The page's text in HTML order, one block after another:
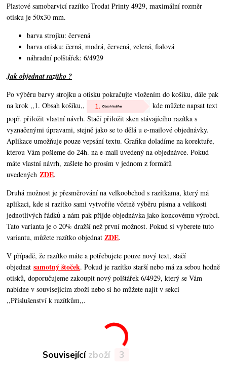
Plastové samobarvicí razítko Trodat Printy 4929,maximální rozměr
otisku je 50x30 mm.
barva strojku: červená
barva otisku: černá, modrá, červená, zelená, fialová
náhradní polštářek: 6/4929
Jak objednat razítko ?
Po výběru barvy strojku a otisku pokračujte vložením do košíku, dále pak
na krok ,,1. Obsah košíku,,
kde můžete napsat text
popř. přiložit vlastní návrh. Stačí přiložit sken stávajícího razítka s
vyznačenými úpravami, stejně jako se to dělá u e-mailové objednávky.
Aplikace umožňuje pouze vepsání textu. Grafiku doladíme na korektuře,
kterou Vám pošleme do 24h. na e-mail uvedený na objednávce. Pokud
máte vlastní návrh, zašlete ho prosím v jednom z formátů
uvedenýchZDE.
Druhá možnost je přesměrování na velkoobchod s razítkama, který má
aplikaci, kde si razítko sami vytvoříte včetně výběru písma a velikosti
jednotlivých řádků a nám pak přijde objednávka jako koncovému výrobci.
Tato varianta je o 20% dražší než první možnost. Pokud si vyberete tuto
variantu, můžete razítko objednatZDE.
V případě, že razítko máte a potřebujete pouze nový text, stačí
objednatsamotný štoček. Pokud je razítko starší nebo má za sebou hodně
otisků, doporučujeme zakoupit nový polštářek 6/4929, který se Vám
nabídne v souvisejícím zboží nebo si ho můžete najít v sekci
,,Příslušenství k razítkům,,.
Související zboží 3